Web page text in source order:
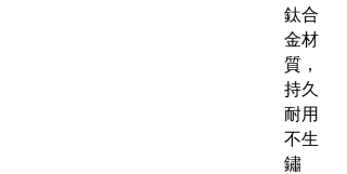
鈦合
金材
質，
持久
耐用
不生
鏽